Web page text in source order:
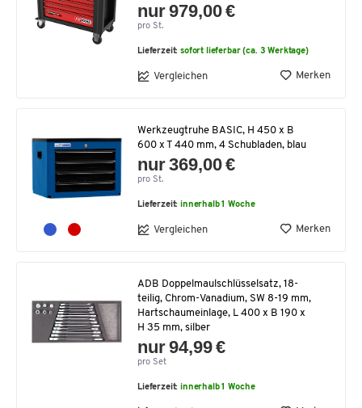
nur 979,00 €
pro St.
Lieferzeit:sofort lieferbar (ca. 3 Werktage)
Vergleichen Merken
Werkzeugtruhe BASIC, H 450 x B
600 x T 440 mm, 4 Schubladen, blau
nur 369,00 €
pro St.
Lieferzeit:innerhalb 1 Woche
Vergleichen Merken
ADB Doppelmaulschlüsselsatz, 18-
teilig, Chrom-Vanadium, SW 8-19 mm,
Hartschaumeinlage, L 400 x B 190 x
H 35 mm, silber
nur 94,99 €
pro Set
Lieferzeit:innerhalb 1 Woche